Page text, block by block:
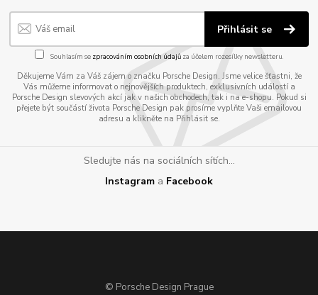
Přihlásit se
Souhlasím se zpracováním osobních údajůza účelem rozesílky newsletteru.
Děkujeme Vám za Váš zájem o značku Porsche Design. Jsme velice šťastni, že
Vás můžeme informovat o nejnovějších produktech, exklusivních událostí a
Porsche Design slevových akcí jak v našich obchodech, tak i na e-shopu. Pokud si
přejete být součástí života Porsche Design pak prosíme vyplňte Vaši emailovou
adresu a klikněte na Přihlásit se.
Sledujte nás na sociálních sítích...
Instagram a Facebook
© Porsche Design Prague